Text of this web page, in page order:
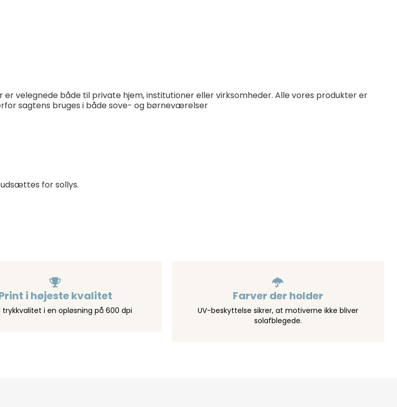
velegnede både til private hjem, institutioner eller virksomheder. Alle vores produkter er
sagtens bruges i både sove- og børneværelser
for sollys.
i højeste kvalitet
trykkvalitet i en opløsning på 600 dpi
Farver der holder
UV-beskyttelse sikrer, at motiverne ikke bliver
solafblegede.